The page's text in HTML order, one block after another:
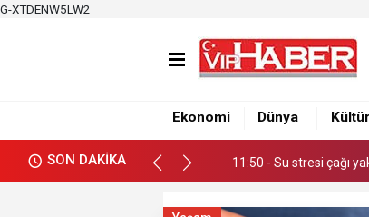
G-XTDENW5LW2
Ekonomi Dünya Kültür
SON DAKİKA
11:50 - Su stresi çağı
12:34 - Nacar, Balcalı
11:50 - Su stresi çağı